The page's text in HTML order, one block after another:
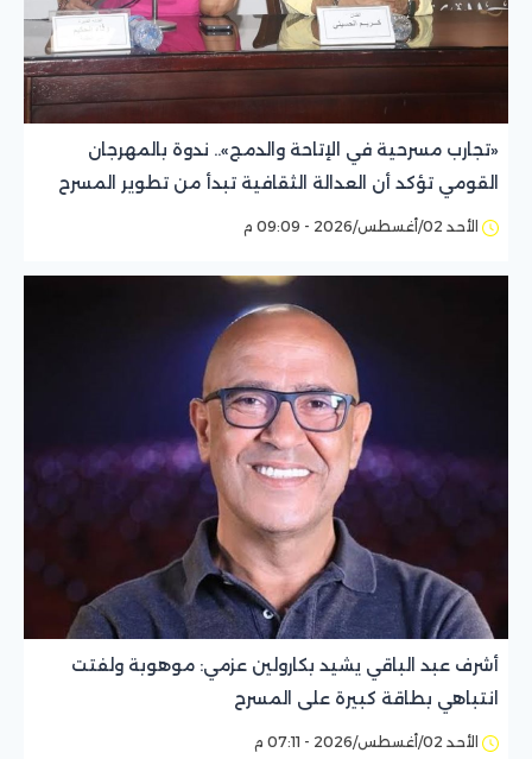
«تجارب مسرحية في الإتاحة والدمج».. ندوة بالمهرجان
القومي تؤكد أن العدالة الثقافية تبدأ من تطوير المسرح
الأحد 02/أغسطس/2026 - 09:09 م
أشرف عبد الباقي يشيد بكارولين عزمي: موهوبة ولفتت
انتباهي بطاقة كبيرة على المسرح
الأحد 02/أغسطس/2026 - 07:11 م